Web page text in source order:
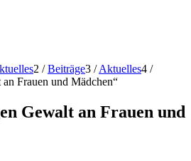
2 / Beiträge3 / Aktuelles4 /
Frauen und Mädchen“
Gewalt an Frauen und